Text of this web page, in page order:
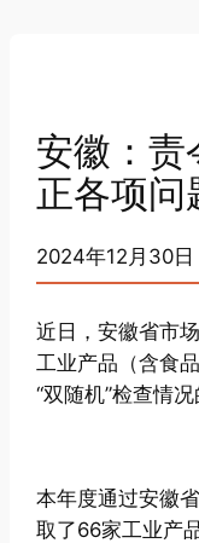
安徽：责
正各项问
2024年12月30日
近日，安徽省市
工业产品（含食
“双随机”检查情况
本年度通过安徽
取了66家工业产